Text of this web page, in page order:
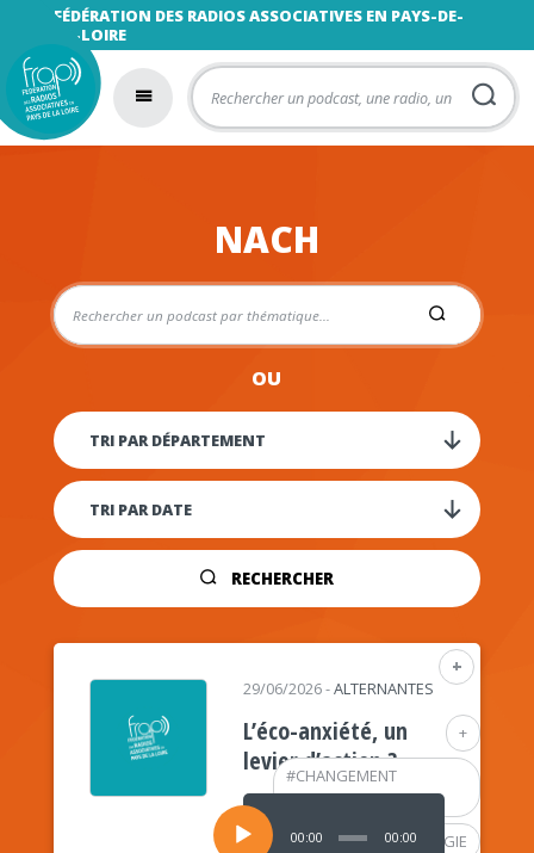
FÉDÉRATION DES RADIOS ASSOCIATIVES EN PAYS-DE-
LA-LOIRE
NACH
OU
RECHERCHER
+
+
#CHANGEMENT
CLIMATIQUE
#PSYCHOLOGIE
29/06/2026-ALTERNANTES
L’éco-anxiété, un
levier d’action ?
Lecteur
audio
00:00 00:00